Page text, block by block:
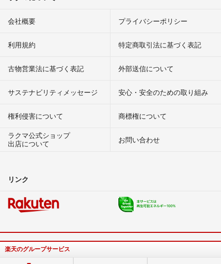
会社概要 プライバシーポリシー
利用規約 特定商取引法に基づく表記
古物営業法に基づく表記 外部送信について
サステナビリティメッセージ 安心・安全のための取り組み
権利侵害について
商標権について
ラクマ公式ショップ
出店について
お問い合わせ
リンク
楽天のグループサービス